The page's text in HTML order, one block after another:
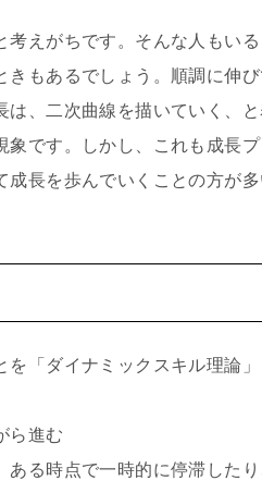
えがちです。そんな人もい
もあるでしょう。順調に伸
、二次曲線を描いていく、
です。しかし、これも成長
長を歩んでいくことの方が多
「ダイナミックスキル理論
ら進む
る時点で一時的に停滞した